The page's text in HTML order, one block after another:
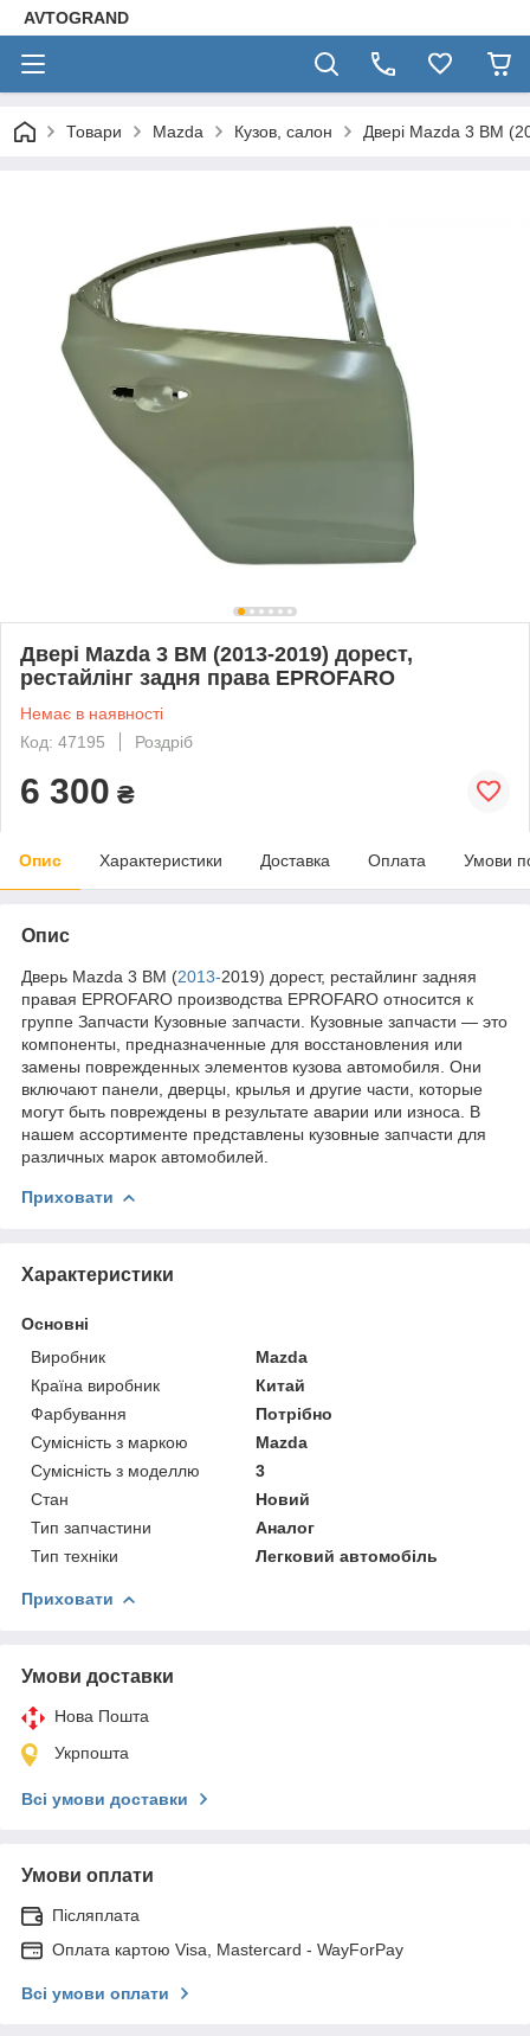
AVTOGRAND
Товари Mazda Кузов, салон Двері Mazda 3 BM
Двері Mazda 3 BM (2013-2019) дорест,
рестайлінг задня права EPROFARO
Немає в наявності
Код: 47195
Роздріб
6 300 ₴
Опис Характеристики Доставка Оплата Умови
Опис
Дверь Mazda 3 BM (2013-2019) дорест, рестайлинг задняя
правая EPROFARO производства EPROFARO относится к
группе Запчасти Кузовные запчасти. Кузовные запчасти — это
компоненты, предназначенные для восстановления или
замены поврежденных элементов кузова автомобиля. Они
включают панели, дверцы, крылья и другие части, которые
могут быть повреждены в результате аварии или износа. В
нашем ассортименте представлены кузовные запчасти для
различных марок автомобилей.
Приховати
Характеристики
Основні
Виробник
Mazda
Країна виробник
Китай
Фарбування
Потрібно
Сумісність з маркою
Mazda
Сумісність з моделлю
3
Стан
Новий
Тип запчастини
Аналог
Тип техніки
Легковий автомобіль
Приховати
Умови доставки
Нова Пошта
Укрпошта
Всі умови доставки
Умови оплати
Післяплата
Оплата картою Visa, Mastercard - WayForPay
Всі умови оплати